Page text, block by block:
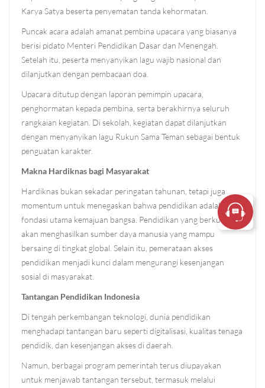
Karya Satya beserta penyematan tanda kehormatan.
Puncak acara adalah amanat pembina upacara yang biasanya
berisi pidato Menteri Pendidikan Dasar dan Menengah.
Setelah itu, peserta menyanyikan lagu wajib nasional dan
dilanjutkan dengan pembacaan doa.
Upacara ditutup dengan laporan pemimpin upacara,
penghormatan kepada pembina, serta berakhirnya seluruh
rangkaian kegiatan. Di sekolah, kegiatan dapat dilanjutkan
dengan menyanyikan lagu Rukun Sama Teman sebagai bentuk
penguatan karakter.
Makna Hardiknas bagi Masyarakat
Hardiknas bukan sekadar peringatan tahunan, tetapi juga
momentum untuk menegaskan bahwa pendidikan adalah
fondasi utama kemajuan bangsa. Pendidikan yang berkualitas
akan menghasilkan sumber daya manusia yang mampu
bersaing di tingkat global. Selain itu, pemerataan akses
pendidikan menjadi kunci dalam mengurangi kesenjangan
sosial di masyarakat.
Tantangan Pendidikan Indonesia
Di tengah perkembangan teknologi, dunia pendidikan
menghadapi tantangan baru seperti digitalisasi, kualitas tenaga
pendidik, dan kesenjangan akses di daerah.
Namun, berbagai program pemerintah terus diupayakan
untuk menjawab tantangan tersebut, termasuk melalui